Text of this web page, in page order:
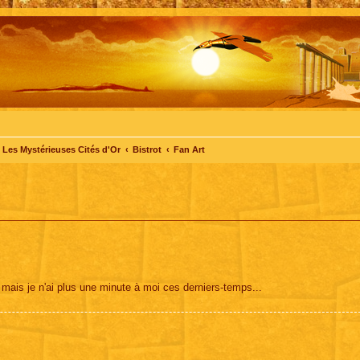
Les Mystérieuses Cités d'Or Bistrot Fan Art
je n'ai plus une minute à moi ces derniers-temps...